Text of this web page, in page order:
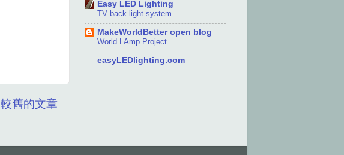
較舊的文章
Easy LED Lighting
TV back light system
MakeWorldBetter open blog
World LAmp Project
easyLEDlighting.com